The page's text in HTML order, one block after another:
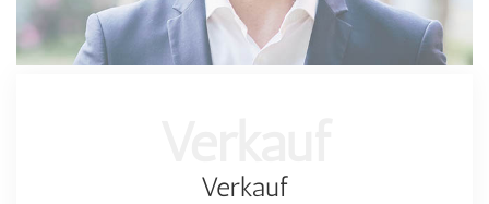
Verkauf